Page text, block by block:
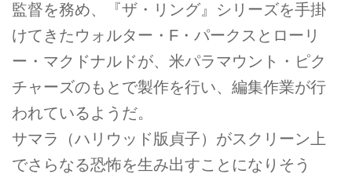
監督を務め、『ザ・リング』シリーズを手掛
けてきたウォルター・F・パークスとローリ
ー・マクドナルドが、米パラマウント・ピク
チャーズのもとで製作を行い、編集作業が行
われているようだ。
サマラ（ハリウッド版貞子）がスクリーン上
でさらなる恐怖を生み出すことになりそう